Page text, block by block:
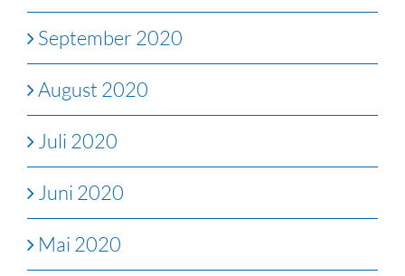
September 2020
August 2020
Juli 2020
Juni 2020
Mai 2020